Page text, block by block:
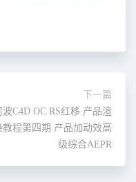
下一篇
波C4D OC RS红移 产品渲
教程第四期 产品加动效高
级综合AEPR